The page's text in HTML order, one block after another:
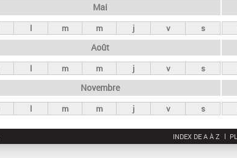
Mai
l m m j v s
Août
l m m j v s
Novembre
l m m j v s
INDEX DE A À Z